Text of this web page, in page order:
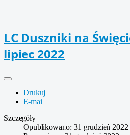
LC Duszniki na
lipiec 2022
Drukuj
E-mail
Szczegóły
Opublikowano: 31 grudzień 2022